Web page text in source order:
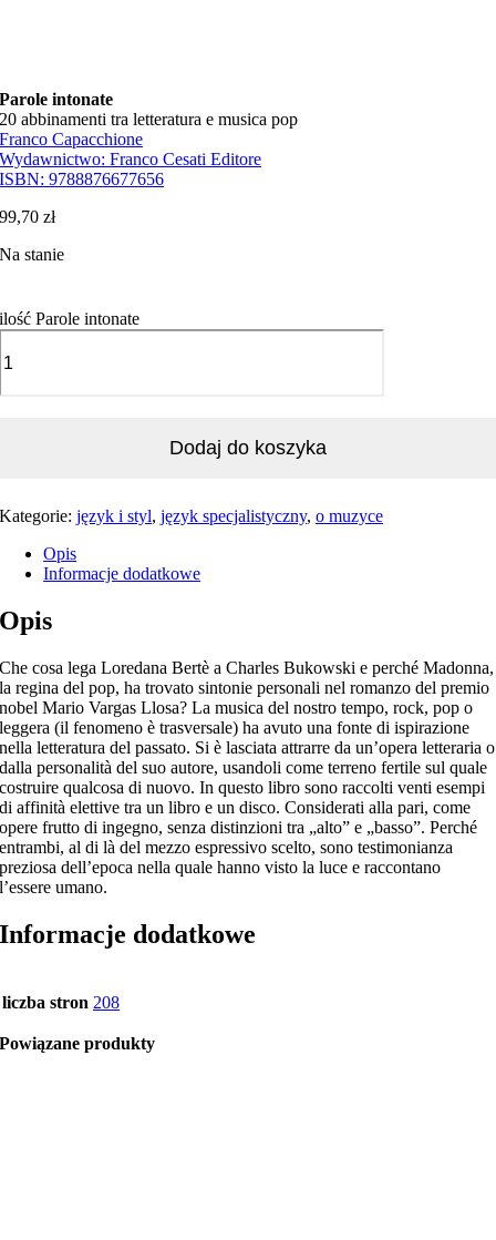
Parole intonate
20 abbinamenti tra letteratura e musica pop
Franco Capacchione
Wydawnictwo:Franco Cesati Editore
ISBN:9788876677656
99,70zł
Na stanie
ilość Parole intonate
Dodaj do koszyka
Kategorie:język i styl,język specjalistyczny,o muzyce
Opis
Informacje dodatkowe
Opis
Che cosa lega Loredana Bertè a Charles Bukowski e perché Madonna,
la regina del pop, ha trovato sintonie personali nel romanzo del premio
nobel Mario Vargas Llosa? La musica del nostro tempo, rock, pop o
leggera (il fenomeno è trasversale) ha avuto una fonte di ispirazione
nella letteratura del passato. Si è lasciata attrarre da un’opera letteraria o
dalla personalità del suo autore, usandoli come terreno fertile sul quale
costruire qualcosa di nuovo. In questo libro sono raccolti venti esempi
di affinità elettive tra un libro e un disco. Considerati alla pari, come
opere frutto di ingegno, senza distinzioni tra „alto” e „basso”. Perché
entrambi, al di là del mezzo espressivo scelto, sono testimonianza
preziosa dell’epoca nella quale hanno visto la luce e raccontano
l’essere umano.
Informacje dodatkowe
liczba stron 208
Powiązane produkty